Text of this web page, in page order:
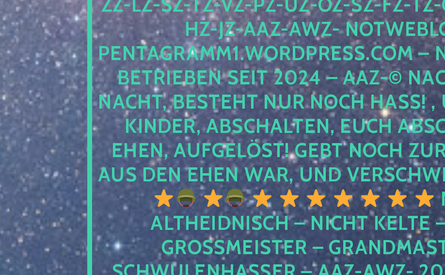
-JZ-AAZ-AWZ- NOTWEBLOG
NTAGRAMM1.WORDPRESS.COM –
TRIEBEN SEIT 2024 – AAZ-© NACH
CHT, BESTEHT NUR NOCH HASS! ,
NDER, ABSCHALTEN, EUCH
EN, AUFGELÖST! GEBT NOCH
S DEN EHEN WAR, UND
ALTHEIDNISCH – NICHT KELTE
GROSSMEISTER –